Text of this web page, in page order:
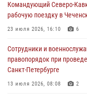
второй годовщине
06 августа 2026, 11:56
угрожавшего подростку
06 августа 2026, 11:33
В Зауралье при
Командующий Северо-
рабочую поездку в
23 июля 2026, 16:10 6
Сотрудники и
правопорядок при
Санкт-Петербурге
13 июля 2026, 08:08 2